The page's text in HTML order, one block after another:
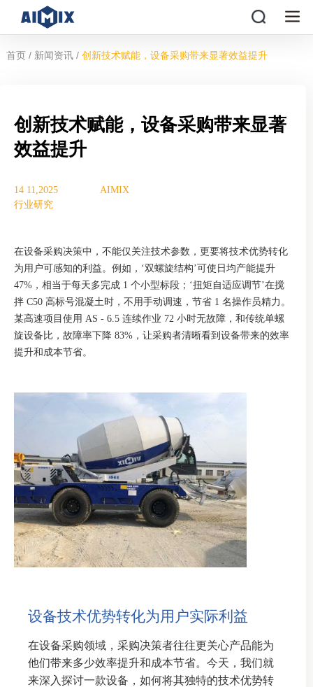
首页 / 新闻资讯 / 创新技术赋能，设备采购带来显著效益提升
创新技术赋能，设备采购带来显著
效益提升
14 11,2025
AIMIX
行业研究
在设备采购决策中，不能仅关注技术参数，更要将技术优势转化
为用户可感知的利益。例如，‘双螺旋结构’可使日均产能提升
47%，相当于每天多完成 1 个小型标段；‘扭矩自适应调节’在搅
拌 C50 高标号混凝土时，不用手动调速，节省 1 名操作员精力。
某高速项目使用 AS - 6.5 连续作业 72 小时无故障，和传统单螺
旋设备比，故障率下降 83%，让采购者清晰看到设备带来的效率
提升和成本节省。
设备技术优势转化为用户实际利益
在设备采购领域，采购决策者往往更关心产品能为
他们带来多少效率提升和成本节省。今天，我们就
来深入探讨一款设备，如何将其独特的技术优势转